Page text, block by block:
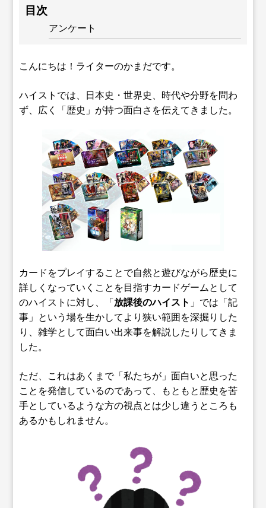
目次
アンケート
こんにちは！ライターのかまだです。
ハイストでは、日本史・世界史、時代や分野を問わ
ず、広く「歴史」が持つ面白さを伝えてきました。
カードをプレイすることで自然と遊びながら歴史に
詳しくなっていくことを目指すカードゲームとして
のハイストに対し、「放課後のハイスト 」では「記
事」という場を生かしてより狭い範囲を深掘りした
り、雑学として面白い出来事を解説したりしてきま
した。
ただ、これはあくまで「私たちが」面白いと思った
ことを発信しているのであって、もともと歴史を苦
手としているような方の視点とは少し違うところも
あるかもしれません。